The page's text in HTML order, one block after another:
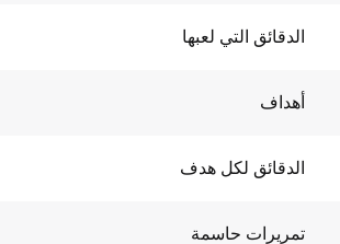
الدقائق التي لعبها
أهداف
الدقائق لكل هدف
تمريرات حاسمة